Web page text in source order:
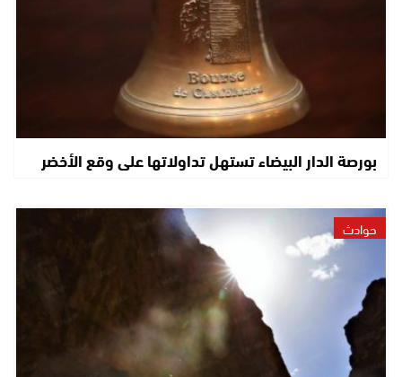
بورصة الدار البيضاء تستهل تداولاتها على وقع الأخضر
حوادث